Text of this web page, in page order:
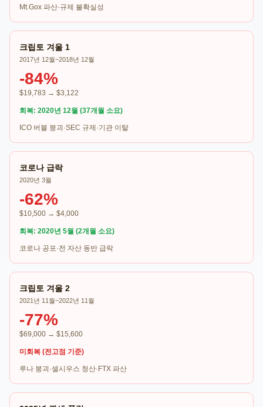
Mt.Gox 파산·규제 불확실성
크립토 겨울 1
2017년 12월~2018년 12월
-84%
$19,783 → $3,122
회복: 2020년 12월 (37개월 소요)
ICO 버블 붕괴·SEC 규제·기관 이탈
코로나 급락
2020년 3월
-62%
$10,500 → $4,000
회복: 2020년 5월 (2개월 소요)
코로나 공포·전 자산 동반 급락
크립토 겨울 2
2021년 11월~2022년 11월
-77%
$69,000 → $15,600
미회복 (전고점 기준)
루나 붕괴·셀시우스 청산·FTX 파산